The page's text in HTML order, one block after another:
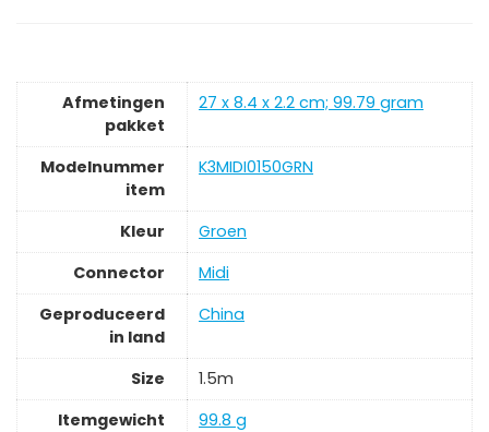
Afmetingen
pakket
‎27 x 8.4 x 2.2 cm; 99.79 gram
Modelnummer
item
‎K3MIDI0150GRN
Kleur
‎Groen
Connector
‎Midi
Geproduceerd
in land
‎China
Size
‎1.5m
Itemgewicht
‎99.8 g